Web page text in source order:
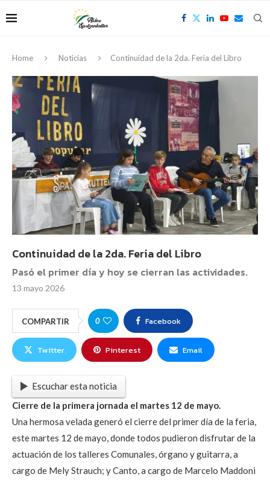
Home Noticias Continuidad de la 2da. Feria del Libro
Continuidad de la 2da. Feria del Libro
Pasó el primer día y hoy se cierran las actividades.
13 mayo 2026
COMPARTIR 0 Facebook
Twitter Pinterest Email
Escuchar esta noticia
Cierre de la primera jornada el martes 12 de mayo.
Una hermosa velada generó el cierre del primer día de la feria,
este martes 12 de mayo, donde todos pudieron disfrutar de la
actuación de los talleres Comunales, órgano y guitarra, a
cargo de Mely Strauch; y Canto, a cargo de Marcelo Maddoni